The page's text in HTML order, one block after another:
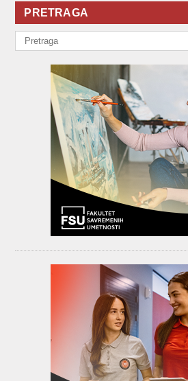
PRETRAGA